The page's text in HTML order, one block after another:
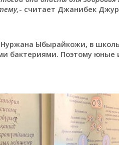
- считает Джанибек
Нуржана Ыбырайкожи, в
бактериями. Поэтому юные